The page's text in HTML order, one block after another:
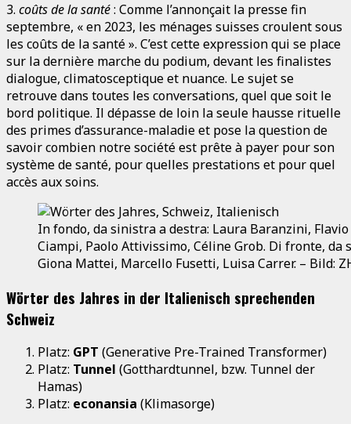
3. coûts de la santé: Comme l’annonçait la presse fin
septembre, « en 2023, les ménages suisses croulent sous
les coûts de la santé ». C’est cette expression qui se place
sur la dernière marche du podium, devant les finalistes
dialogue, climatosceptique et nuance. Le sujet se
retrouve dans toutes les conversations, quel que soit le
bord politique. Il dépasse de loin la seule hausse rituelle
des primes d’assurance-maladie et pose la question de
savoir combien notre société est prête à payer pour son
système de santé, pour quelles prestations et pour quel
accès aux soins.
In fondo, da sinistra a destra: Laura Baranzini,
Ciampi, Paolo Attivissimo, Céline Grob. Di fronte,
Giona Mattei, Marcello Fusetti, Luisa Carrer. – Bild:
Wörter des Jahres in der Italienisch sprechenden
Schweiz
Platz: GPT (Generative Pre-Trained Transformer)
Platz: Tunnel (Gotthardtunnel, bzw. Tunnel der
Hamas)
Platz: econansia (Klimasorge)